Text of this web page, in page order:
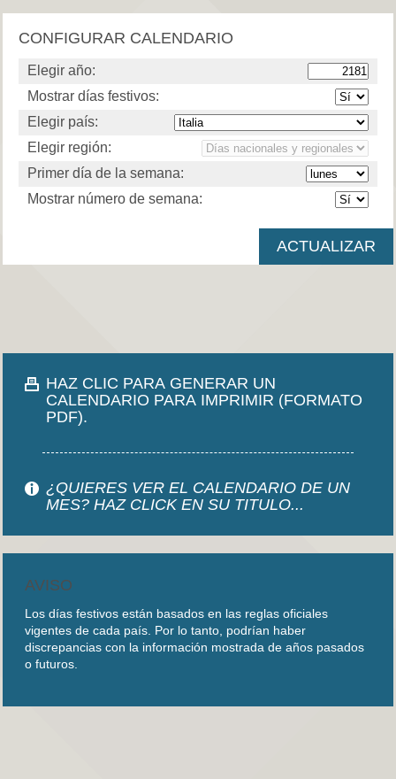
CONFIGURAR CALENDARIO
Elegir año:
Mostrar días festivos:
Elegir país:
Elegir región:
Primer día de la semana:
Mostrar número de semana:
HAZ CLIC PARA GENERAR UN
CALENDARIO PARA IMPRIMIR (FORMATO
PDF).
¿QUIERES VER EL CALENDARIO DE UN
MES? HAZ CLICK EN SU TITULO...
AVISO
Los días festivos están basados en las reglas oficiales
vigentes de cada país. Por lo tanto, podrían haber
discrepancias con la información mostrada de años pasados
o futuros.